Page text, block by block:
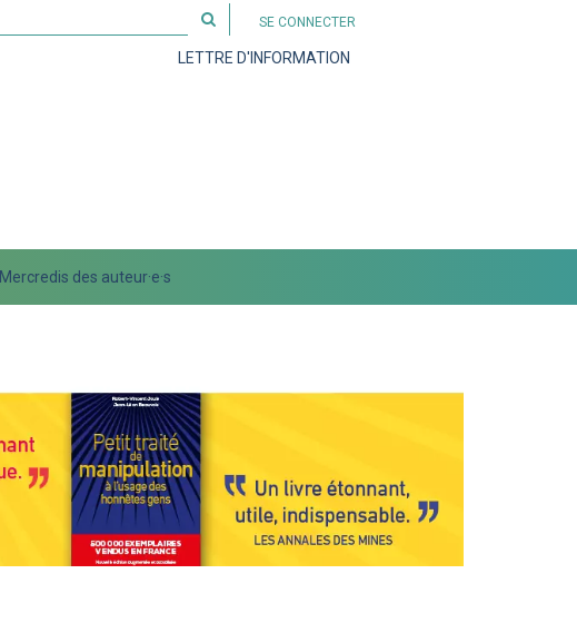
Rechercher
sur
le
SE CONNECTER
LETTRE D'INFORMATION
Mercredis des auteur·e·s